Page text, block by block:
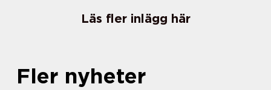
Läs fler inlägg här
Fler nyheter